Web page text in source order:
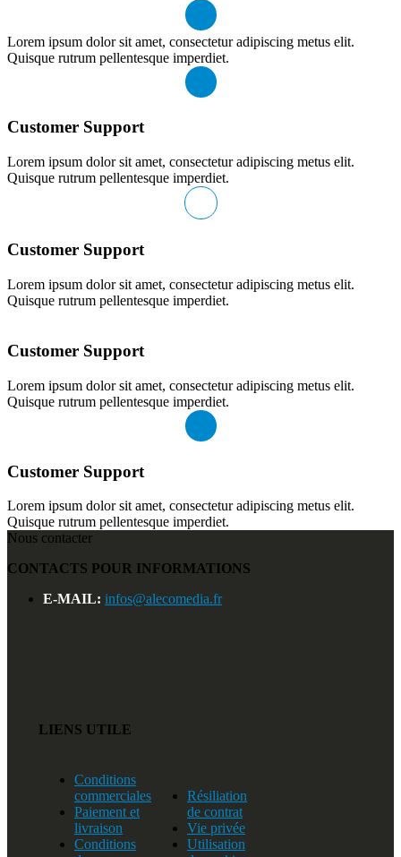
Lorem ipsum dolor sit amet, consectetur adipiscing metus elit.
Quisque rutrum pellentesque imperdiet.
Customer Support
Lorem ipsum dolor sit amet, consectetur adipiscing metus elit.
Quisque rutrum pellentesque imperdiet.
Customer Support
Lorem ipsum dolor sit amet, consectetur adipiscing metus elit.
Quisque rutrum pellentesque imperdiet.
Customer Support
Lorem ipsum dolor sit amet, consectetur adipiscing metus elit.
Quisque rutrum pellentesque imperdiet.
Customer Support
Lorem ipsum dolor sit amet, consectetur adipiscing metus elit.
Quisque rutrum pellentesque imperdiet.
Nous contacter
CONTACTS POUR INFORMATIONS
E-MAIL: infos@alecomedia.fr
LIENS UTILE
Conditions
commerciales
Paiement et
livraison
Conditions
Résiliation
de contrat
Vie privée
Utilisation